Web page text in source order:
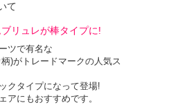
て
リュレが棒タイプに!
ツで有名な
)がトレードマークの人気ス
クタイプになって登場!
アにもおすすめです。